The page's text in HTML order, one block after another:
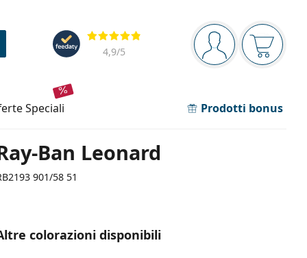
Barra di navigazione
sei connesso
Il
Valutazione
4,9/5
speciali Prodotti bonus
Ban Leonard
901/58 51
colorazioni disponibili